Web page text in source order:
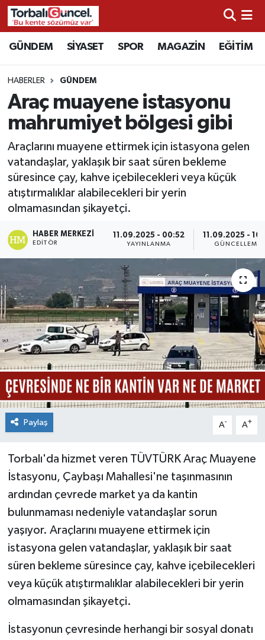
GÜNDEM SİYASET SPOR MAGAZİN EĞİTİM
HABERLER GÜNDEM
Araç muayene istasyonu
mahrumiyet bölgesi gibi
Araçlarını muayene ettirmek için istasyona gelen
vatandaşlar, yaklaşık bir saat süren bekleme
süresince çay, kahve içebilecekleri veya küçük
atıştırmalıklar alabilecekleri bir yerin
olmamasından şikayetçi.
HABER MERKEZI
EDITÖR
11.09.2025 - 00:52
YAYINLANMA
11.09.2025 -
GÜNCELLEME
Paylaş A- A+
Torbalı'da hizmet veren TÜVTÜRK Araç Muayene
İstasyonu, Çaybaşı Mahallesi'ne taşınmasının
ardından çevrede market ya da kantin
bulunmaması nedeniyle vatandaşlar sorun
yaşıyor. Araçlarını muayene ettirmek için
istasyona gelen vatandaşlar, yaklaşık bir saat
süren bekleme süresince çay, kahve içebilecekleri
veya küçük atıştırmalıklar alabilecekleri bir yerin
olmamasından şikayetçi.
İstasyonun çevresinde herhangi bir sosyal donatı
İzmir Nöbetçi Eczaneler
İzmir Hava Durumu
İzmir Namaz Vakitleri
İzmir Trafik Yoğunluk Haritası
Süper Lig Puan Durumu ve Fikstür
Tüm Manşetler
Haber Arşivi